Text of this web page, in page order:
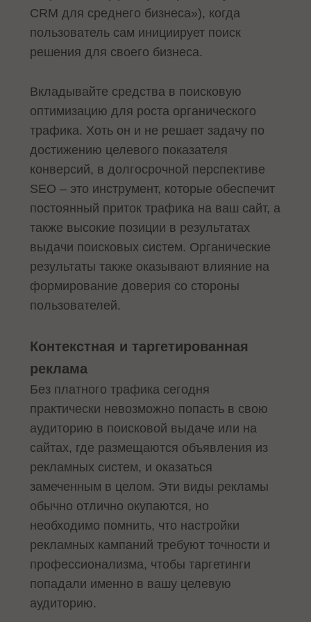
CRM для среднего бизнеса»), когда
пользователь сам инициирует поиск
решения для своего бизнеса.
Вкладывайте средства в поисковую
оптимизацию для роста органического
трафика. Хоть он и не решает задачу по
достижению целевого показателя
конверсий, в долгосрочной перспективе
SEO – это инструмент, которые обеспечит
постоянный приток трафика на ваш сайт, а
также высокие позиции в результатах
выдачи поисковых систем. Органические
результаты также оказывают влияние на
формирование доверия со стороны
пользователей.
Контекстная и таргетированная
реклама
Без платного трафика сегодня
практически невозможно попасть в свою
аудиторию в поисковой выдаче или на
сайтах, где размещаются объявления из
рекламных систем, и оказаться
замеченным в целом. Эти виды рекламы
обычно отлично окупаются, но
необходимо помнить, что настройки
рекламных кампаний требуют точности и
профессионализма, чтобы таргетинги
попадали именно в вашу целевую
аудиторию.